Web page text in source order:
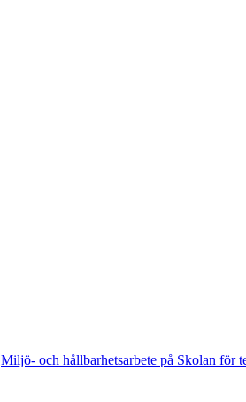
Miljö- och hållbarhetsarbete på Skolan för